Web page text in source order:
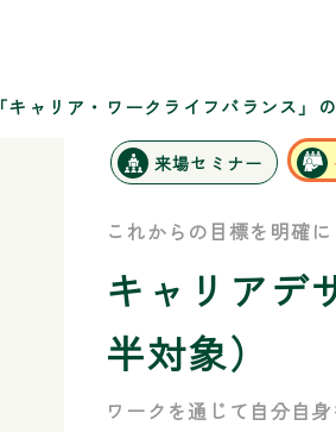
「キャリア・ワークライフバランス」
来場セミナー
これからの目標を明確
キャリアデ
半対象）
ワークを通じて自分自